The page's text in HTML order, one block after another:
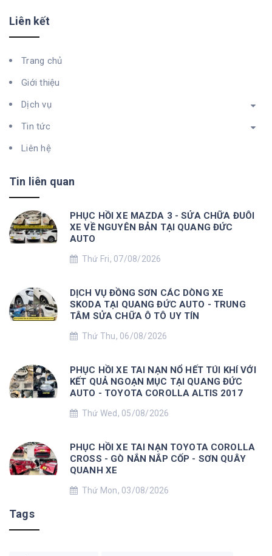
Liên kết
Trang chủ
Giới thiệu
Dịch vụ
Tin tức
Liên hệ
Tin liên quan
PHỤC HỒI XE MAZDA 3 - SỬA CHỮA ĐUÔI
XE VỀ NGUYÊN BẢN TẠI QUANG ĐỨC
AUTO
Thứ Fri, 07/08/2026
DỊCH VỤ ĐỒNG SƠN CÁC DÒNG XE
SKODA TẠI QUANG ĐỨC AUTO - TRUNG
TÂM SỬA CHỮA Ô TÔ UY TÍN
Thứ Thu, 06/08/2026
PHỤC HỒI XE TAI NẠN NỔ HẾT TÚI KHÍ VỚI
KẾT QUẢ NGOẠN MỤC TẠI QUANG ĐỨC
AUTO - TOYOTA COROLLA ALTIS 2017
Thứ Wed, 05/08/2026
PHỤC HỒI XE TAI NẠN TOYOTA COROLLA
CROSS - GÒ NẮN NẮP CỐP - SƠN QUÂY
QUANH XE
Thứ Mon, 03/08/2026
Tags